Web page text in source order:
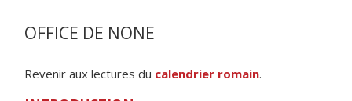
OFFICE DE NONE
Revenir aux lectures du calendrier romain.